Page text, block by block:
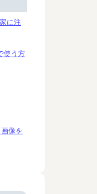
に注
使う方
像を